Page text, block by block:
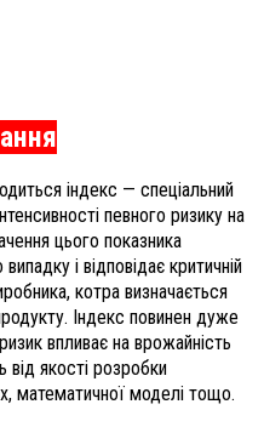
індекс — спеціальний
певного ризику на
цього показника
і відповідає критичній
котра визначається
Індекс повинен дуже
впливає на врожайність
якості розробки
математичної моделі тощо.